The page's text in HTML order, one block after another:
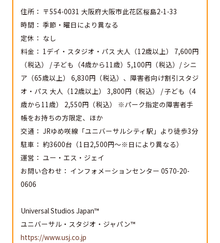
住所： 〒554-0031 大阪府大阪市此花区桜島2-1-33
時間： 季節・曜日により異なる
定休： なし
料金： 1デイ・スタジオ・パス 大人（12歳以上） 7,600円
（税込） / 子ども（4歳から11歳）5,100円（税込）/ シニ
ア（65歳以上） 6,830円（税込）、障害者向け割引スタジ
オ・パス 大人（12歳以上） 3,800円（税込） / 子ども（4
歳から11歳） 2,550円（税込） ※パーク指定の障害者手
帳をお持ちの方限定、ほか
交通： JRゆめ咲線「ユニバーサルシティ駅」より徒歩3分
駐車： 約3600台（1日2,500円～※日により異なる）
運営： ユー・エス・ジェイ
お問い合わせ： インフォメーションセンター 0570-20-
0606
Universal Studios Japan™
ユニバーサル・スタジオ・ジャパン™
https://www.usj.co.jp